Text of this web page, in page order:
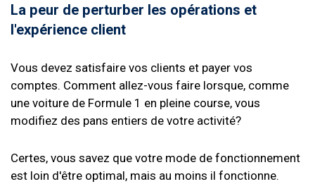
La peur de perturber les opérations et
l'expérience client
Vous devez satisfaire vos clients et payer vos
comptes. Comment allez-vous faire lorsque, comme
une voiture de Formule 1 en pleine course, vous
modifiez des pans entiers de votre activité?
Certes, vous savez que votre mode de fonctionnement
est loin d'être optimal, mais au moins il fonctionne.